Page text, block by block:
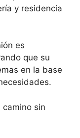
y residencia
es
que su
en la base
sin